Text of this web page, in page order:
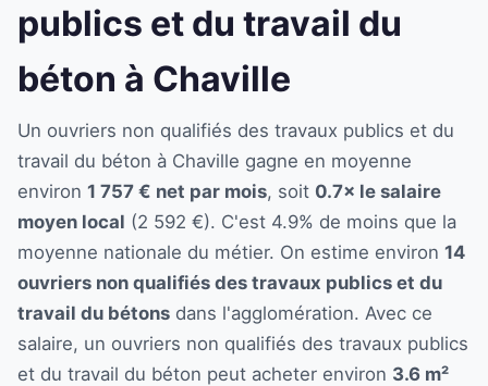
publics et du travail du
béton à Chaville
Un ouvriers non qualifiés des travaux publics et du
travail du béton à Chaville gagne en moyenne
environ 1 757 € net par mois, soit 0.7× le salaire
moyen local (2 592 €). C'est 4.9% de moins que la
moyenne nationale du métier. On estime environ 14
ouvriers non qualifiés des travaux publics et du
travail du bétons dans l'agglomération. Avec ce
salaire, un ouvriers non qualifiés des travaux publics
et du travail du béton peut acheter environ 3.6 m²